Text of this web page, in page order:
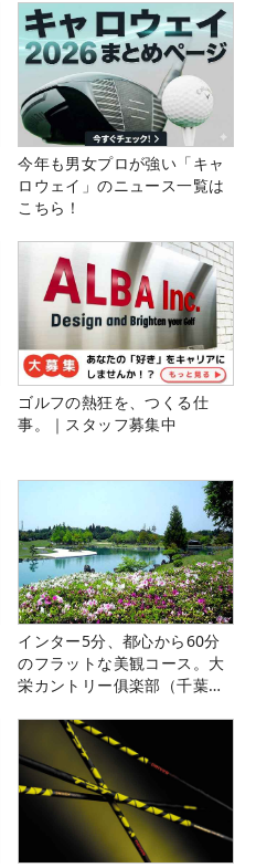
今年も男女プロが強い「キャ
ロウェイ」のニュース一覧は
こちら！
ゴルフの熱狂を、つくる仕
事。｜スタッフ募集中
インター5分、都心から60分
のフラットな美観コース。大
栄カントリー俱楽部（千葉